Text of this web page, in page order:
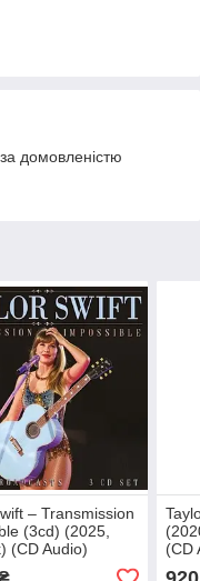
домовленістю
– Transmission
(3cd) (2025,
(CD Audio)
(CD